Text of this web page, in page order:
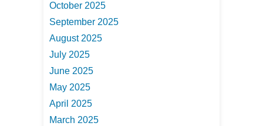
October 2025
September 2025
August 2025
July 2025
June 2025
May 2025
April 2025
March 2025